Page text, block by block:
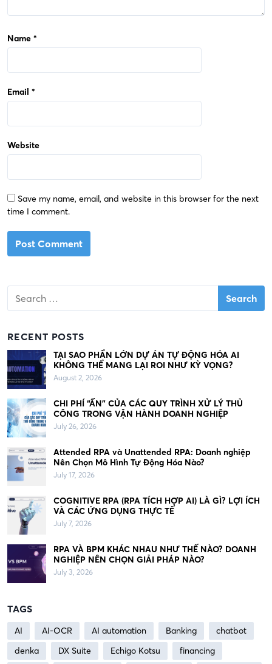
Name *
Email *
Website
Save my name, email, and website in this browser for the next
time I comment.
c
f
o
:
RECENT POSTS
TẠI SAO PHẦN LỚN DỰ ÁN TỰ ĐỘNG HÓA AI
KHÔNG THỂ MANG LẠI ROI NHƯ KỲ VỌNG?
August 2, 2026
CHI PHÍ “ẨN” CỦA CÁC QUY TRÌNH XỬ LÝ THỦ
CÔNG TRONG VẬN HÀNH DOANH NGHIỆP
July 26, 2026
Attended RPA và Unattended RPA: Doanh nghiệp
Nên Chọn Mô Hình Tự Động Hóa Nào?
July 17, 2026
COGNITIVE RPA (RPA TÍCH HỢP AI) LÀ GÌ? LỢI ÍCH
VÀ CÁC ỨNG DỤNG THỰC TẾ
July 7, 2026
RPA VÀ BPM KHÁC NHAU NHƯ THẾ NÀO? DOANH
NGHIỆP NÊN CHỌN GIẢI PHÁP NÀO?
July 3, 2026
TAGS
AI AI-OCR AI automation Banking
chatbot
denka
DX Suite Echigo Kotsu
financing